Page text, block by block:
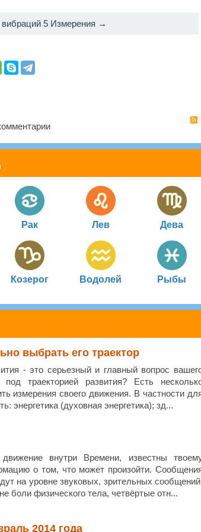
вибраций 5 Измерения →
Рак Лев Дева
Козерог Водолей Рыбы
выбрать его траектор
- это серьезный и главный вопрос
траекторией развития? Есть
измерения своего движения. В частности
энергетика (духовная энергетика); зд...
внутри Времени, известны
о том, что может произойти.
на уровне звуковых, зрительных
боли физического тела, четвёртые отн...
2014 года